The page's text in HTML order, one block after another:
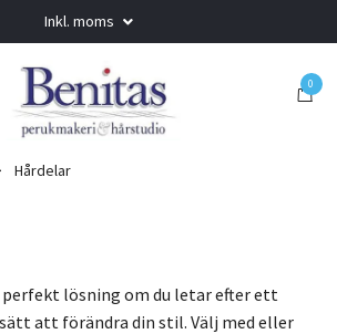
Inkl. moms
0
Hårdelar
perfekt lösning om du letar efter ett
att förändra din stil. Välj med eller